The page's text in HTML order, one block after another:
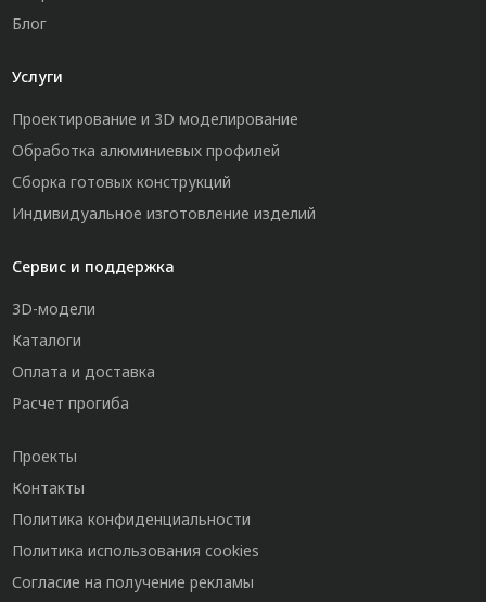
Блог
Услуги
Проектирование и 3D моделирование
Обработка алюминиевых профилей
Сборка готовых конструкций
Индивидуальное изготовление изделий
Сервис и поддержка
3D-модели
Каталоги
Оплата и доставка
Расчет прогиба
Проекты
Контакты
Политика конфиденциальности
Политика использования cookies
Согласие на получение рекламы